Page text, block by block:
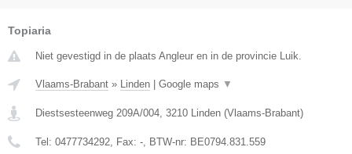
Topiaria
Niet gevestigd in de plaats Angleur en in de provincie Luik.
Vlaams-Brabant » Linden Google maps ▼
Diestsesteenweg 209A/004, 3210 Linden (Vlaams-Brabant)
Tel: 0477734292, Fax: -, BTW-nr: BE0794.831.559